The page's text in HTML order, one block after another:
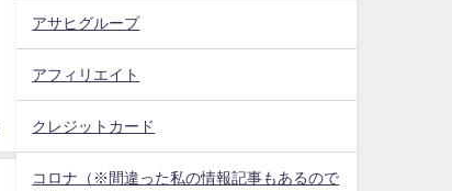
アサヒグループ
アフィリエイト
クレジットカード
コロナ（※間違った私の情報記事もあるので